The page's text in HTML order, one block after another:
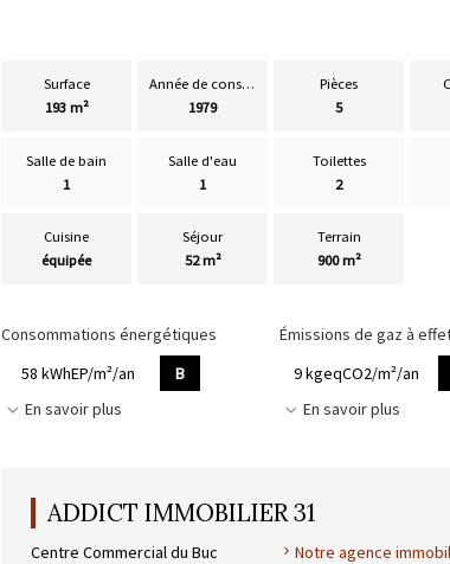
Surface
193 m²
Année de construction
1979
Pièces
5
Salle de bain
1
Salle d'eau
1
Toilettes
2
Cuisine
équipée
Séjour
52 m²
Terrain
900 m²
Consommations énergétiques
58 kWhEP/m²/an
B
En savoir plus
Émissions de gaz à
9 kgeqCO2/m²/an
En savoir plus
ADDICT IMMOBILIER 31
Centre Commercial du Buc
Notre agence